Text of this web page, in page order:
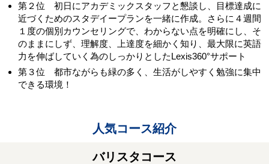
第２位 初日にアカデミックスタッフと懇談し、目標達成に
近づくためのスタデイープランを一緒に作成。さらに４週間
１度の個別カウンセリングで、わからない点を明確にし、そ
のままにしず、理解度、上達度を細かく知り、最大限に英語
力を伸ばしていく為のしっかりとしたLexis360°サポート
第３位 都市ながらも緑の多く、生活がしやすく勉強に集中
できる環境！
人気コース紹介
バリスタコース